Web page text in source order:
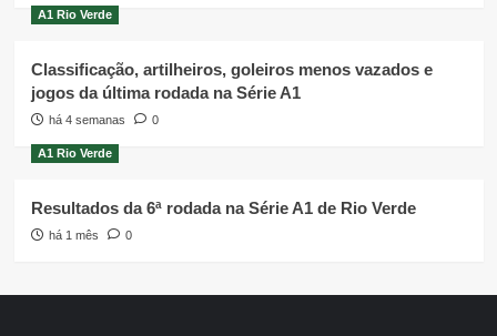
A1 Rio Verde
Classificação, artilheiros, goleiros menos vazados e
jogos da última rodada na Série A1
há 4 semanas 0
A1 Rio Verde
Resultados da 6ª rodada na Série A1 de Rio Verde
há 1 mês 0